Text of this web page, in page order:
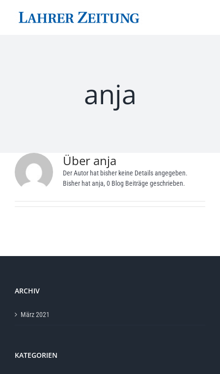
springen
anja
Über anja
Der Autor hat bisher keine Details angegeben.
Bisher hat anja, 0 Blog Beiträge geschrieben.
ARCHIV
März 2021
KATEGORIEN